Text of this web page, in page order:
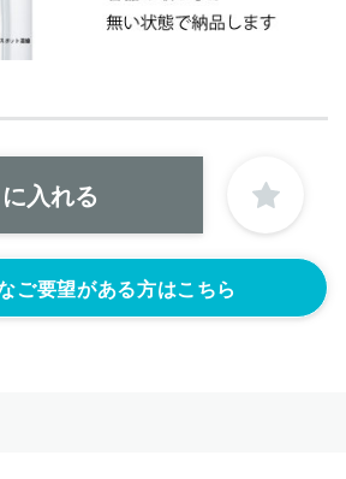
ご要望がある方はこちら